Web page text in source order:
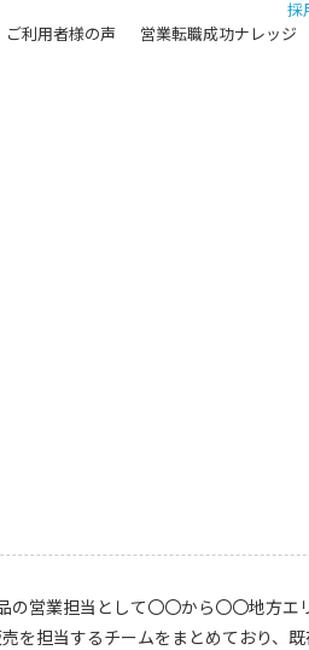
採
ご利用者様の声 営業転職成功ナレッジ
営業担当として〇〇から〇〇地方エ
を担当するチームをまとめており、